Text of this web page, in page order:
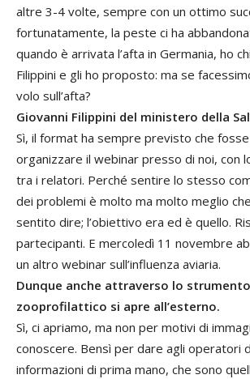
altre 3-4 volte, sempre con un ottimo
fortunatamente, la peste ci ha
quando è arrivata l’afta in Germania, ho
Filippini e gli ho proposto: ma se
volo sull’afta?
Giovanni Filippini del ministero della
Sì, il format ha sempre previsto che
organizzare il webinar presso di noi, con
tra i relatori. Perché sentire lo stesso
dei problemi è molto ma molto meglio
sentito dire; l’obiettivo era ed è quello.
partecipanti. E mercoledì 11 novembre
un altro webinar sull’influenza aviaria.
Dunque anche attraverso lo
zooprofilattico si apre all’esterno.
Sì, ci apriamo, ma non per motivi di
conoscere. Bensì per dare agli operatori
informazioni di prima mano, che sono